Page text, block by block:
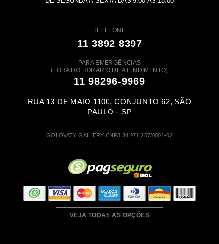
TELEFONE
11 3892 8397
PARA EMERGÊNCIAS
(FORA DO HORÁRIO DE ATENDIMENTO)
11 98296-9969
RUA 13 DE MAIO 1100, CONJUNTO 62, SÃO
PAULO - SP
GOLOVATY GALLERY CNPJ 34.971.257/0001-02
VEJA TODAS AS OPÇÕES